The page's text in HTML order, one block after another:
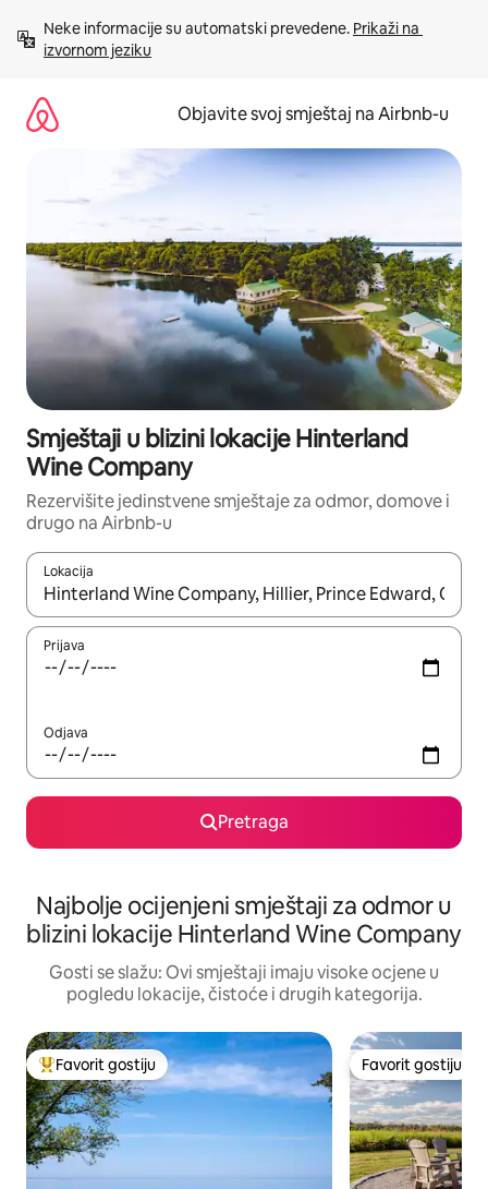
sadržaj
Neke informacije su automatski prevedene. Prikaži na
izvornom jeziku
Objavite svoj smještaj na Airbnb-u
Smještaji u blizini lokacije Hinterland
Wine Company
Rezervišite jedinstvene smještaje za odmor, domove i
drugo na Airbnb-u
Lokacija
Kad su rezultati dostupni, možete da se krećete kroz njih
Prijava
Odjava
Pretraga
Najbolje ocijenjeni smještaji za odmor u
blizini lokacije Hinterland Wine Company
Gosti se slažu: Ovi smještaji imaju visoke ocjene u
pogledu lokacije, čistoće i drugih kategorija.
Glavni favorit gostiju
Favorit gostiju Favorit gostiju
Favorit gostiju